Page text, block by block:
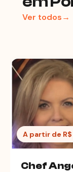
Ver todos→
A partir de
Chef